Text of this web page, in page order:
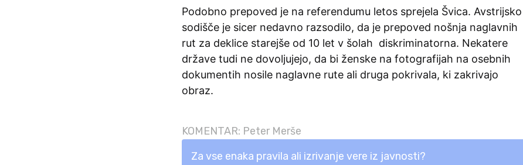
Podobno prepoved je na referendumu letos sprejela Švica. Avstrijsko
sodišče je sicer nedavno razsodilo, da je prepoved nošnja naglavnih
rut za deklice starejše od 10 let v šolah diskriminatorna. Nekatere
države tudi ne dovoljujejo, da bi ženske na fotografijah na osebnih
dokumentih nosile naglavne rute ali druga pokrivala, ki zakrivajo
obraz.
KOMENTAR: Peter Merše
Za vse enaka pravila ali izrivanje vere iz javnosti?